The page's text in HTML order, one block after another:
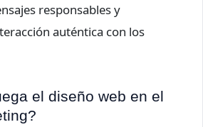
responsables y
auténtica con los
el diseño web en el